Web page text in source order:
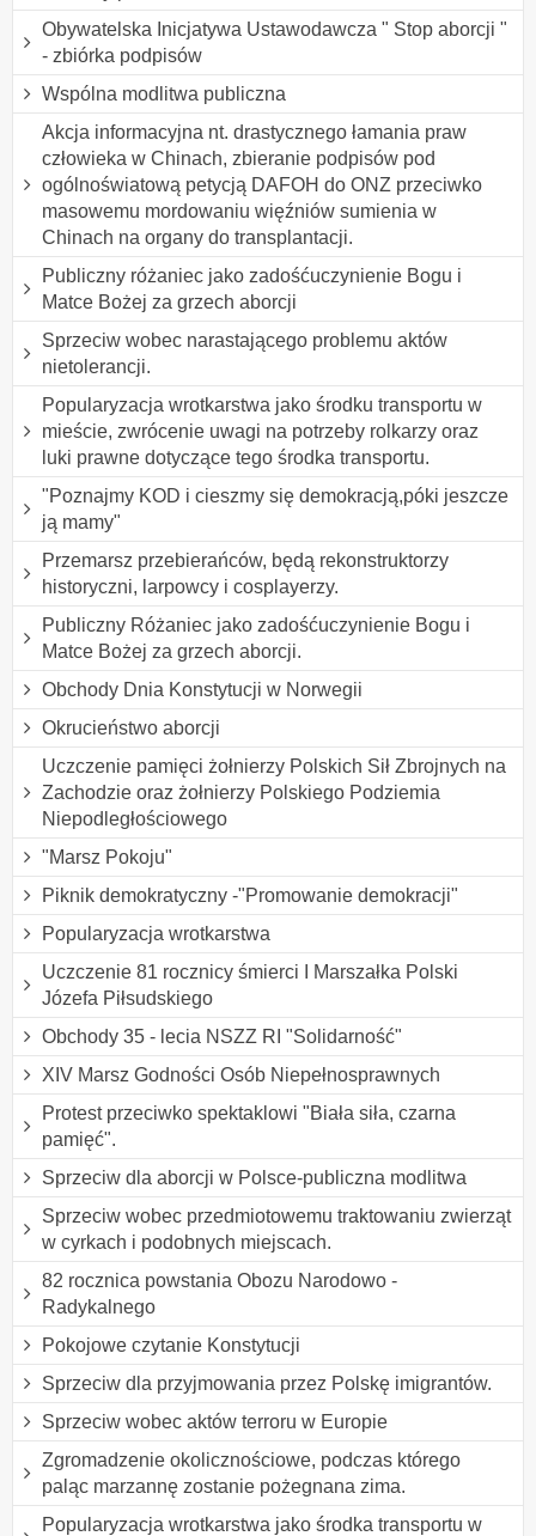
Obywatelska Inicjatywa Ustawodawcza " Stop aborcji "
- zbiórka podpisów
Wspólna modlitwa publiczna
Akcja informacyjna nt. drastycznego łamania praw
człowieka w Chinach, zbieranie podpisów pod
ogólnoświatową petycją DAFOH do ONZ przeciwko
masowemu mordowaniu więźniów sumienia w
Chinach na organy do transplantacji.
Publiczny różaniec jako zadośćuczynienie Bogu i
Matce Bożej za grzech aborcji
Sprzeciw wobec narastającego problemu aktów
nietolerancji.
Popularyzacja wrotkarstwa jako środku transportu w
mieście, zwrócenie uwagi na potrzeby rolkarzy oraz
luki prawne dotyczące tego środka transportu.
"Poznajmy KOD i cieszmy się demokracją,póki jeszcze
ją mamy"
Przemarsz przebierańców, będą rekonstruktorzy
historyczni, larpowcy i cosplayerzy.
Publiczny Różaniec jako zadośćuczynienie Bogu i
Matce Bożej za grzech aborcji.
Obchody Dnia Konstytucji w Norwegii
Okrucieństwo aborcji
Uczczenie pamięci żołnierzy Polskich Sił Zbrojnych na
Zachodzie oraz żołnierzy Polskiego Podziemia
Niepodległościowego
"Marsz Pokoju"
Piknik demokratyczny -"Promowanie demokracji"
Popularyzacja wrotkarstwa
Uczczenie 81 rocznicy śmierci I Marszałka Polski
Józefa Piłsudskiego
Obchody 35 - lecia NSZZ RI "Solidarność"
XIV Marsz Godności Osób Niepełnosprawnych
Protest przeciwko spektaklowi "Biała siła, czarna
pamięć".
Sprzeciw dla aborcji w Polsce-publiczna modlitwa
Sprzeciw wobec przedmiotowemu traktowaniu zwierząt
w cyrkach i podobnych miejscach.
82 rocznica powstania Obozu Narodowo -
Radykalnego
Pokojowe czytanie Konstytucji
Sprzeciw dla przyjmowania przez Polskę imigrantów.
Sprzeciw wobec aktów terroru w Europie
Zgromadzenie okolicznościowe, podczas którego
paląc marzannę zostanie pożegnana zima.
Popularyzacja wrotkarstwa jako środka transportu w